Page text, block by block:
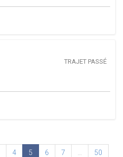
TRAJET PASSÉ
4 5 6 7 50